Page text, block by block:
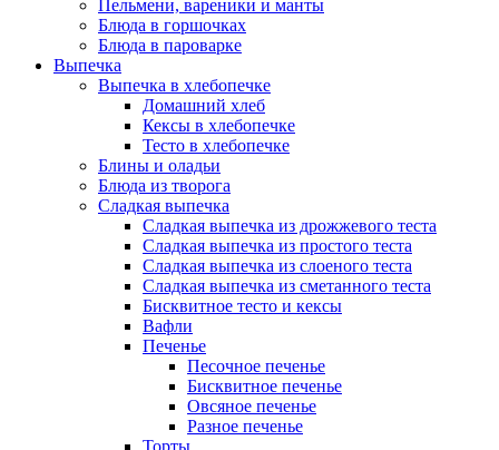
Пельмени, вареники и манты
Блюда в горшочках
Блюда в пароварке
Выпечка
Выпечка в хлебопечке
Домашний хлеб
Кексы в хлебопечке
Тесто в хлебопечке
Блины и оладьи
Блюда из творога
Сладкая выпечка
Сладкая выпечка из дрожжевого теста
Сладкая выпечка из простого теста
Сладкая выпечка из слоеного теста
Сладкая выпечка из сметанного теста
Бисквитное тесто и кексы
Вафли
Печенье
Песочное печенье
Бисквитное печенье
Овсяное печенье
Разное печенье
Торты